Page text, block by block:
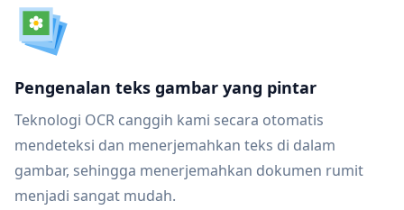
Pengenalan teks gambar yang pintar
Teknologi OCR canggih kami secara otomatis
mendeteksi dan menerjemahkan teks di dalam
gambar, sehingga menerjemahkan dokumen rumit
menjadi sangat mudah.